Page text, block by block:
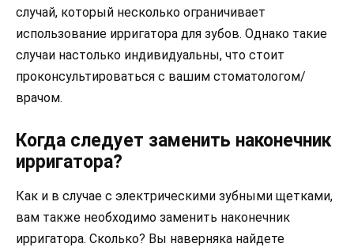
случай, который несколько ограничивает
использование ирригатора для зубов. Однако такие
случаи настолько индивидуальны, что стоит
проконсультироваться с вашим стоматологом/
врачом.
Когда следует заменить наконечник
ирригатора?
Как и в случае с электрическими зубными щетками,
вам также необходимо заменить наконечник
ирригатора. Сколько? Вы наверняка найдете